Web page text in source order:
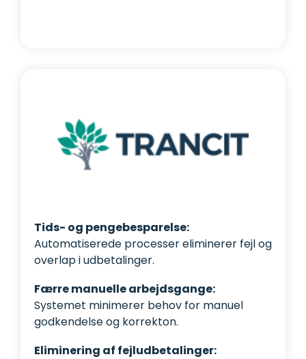
Tids- og pengebesparelse:
Automatiserede processer eliminerer fejl og
overlap i udbetalinger.
Færre manuelle arbejdsgange:
Systemet minimerer behov for manuel
godkendelse og korrekton.
Eliminering af fejludbetalinger: